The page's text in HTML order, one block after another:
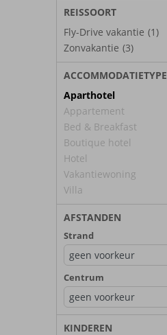
REISSOORT
Fly-Drive vakantie (1)
Zonvakantie (3)
ACCOMMODATIETYPE
Aparthotel
Appartement
Bed & Breakfast
Boutique hotel
Hotel
Vakantiewoning
Villa
AFSTANDEN
Strand
Centrum
KINDEREN